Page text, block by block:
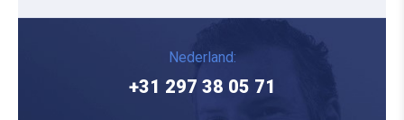
Nederland:
+31 297 38 05 71